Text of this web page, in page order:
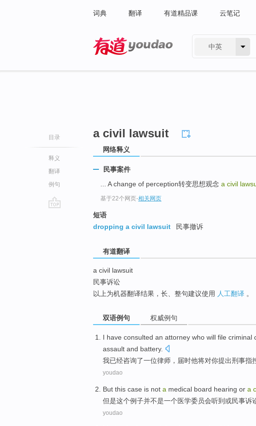
词典 翻译 有道精品课 云笔记
中英
目录
释义
翻译
例句
a civil lawsuit
网络释义
民事案件
... A change of perception转变思想观念 a civil
基于22个网页-相关网页
短语
dropping a civil lawsuit
民事撤诉
有道翻译
a civil lawsuit
民事诉讼
以上为机器翻译结果，长、整句建议使用 人工翻译 。
双语例句 权威例句
I have consulted an attorney who will file criminal
assault and battery.
我已经咨询了一位律师 ，届时他将对你提出刑事指
youdao
But this case is not a medical board hearing or a
但是这个例子并不是一个医学委员会听到或民事诉
youdao